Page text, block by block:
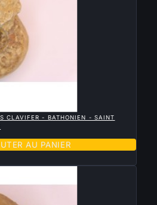
CLAVIFER - BATHONIEN - SAINT
AU PANIER